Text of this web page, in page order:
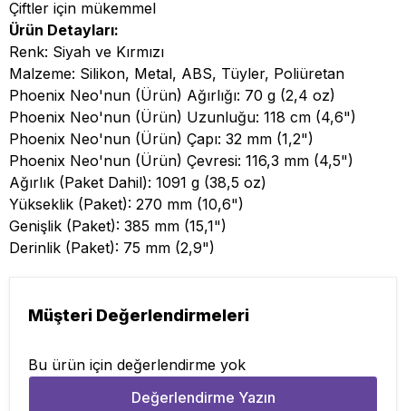
Çiftler için mükemmel
Ürün Detayları:
Renk: Siyah ve Kırmızı
Malzeme: Silikon, Metal, ABS, Tüyler, Poliüretan
Phoenix Neo'nun (Ürün) Ağırlığı: 70 g (2,4 oz)
Phoenix Neo'nun (Ürün) Uzunluğu: 118 cm (4,6")
Phoenix Neo'nun (Ürün) Çapı: 32 mm (1,2")
Phoenix Neo'nun (Ürün) Çevresi: 116,3 mm (4,5")
Ağırlık (Paket Dahil): 1091 g (38,5 oz)
Yükseklik (Paket): 270 mm (10,6")
Genişlik (Paket): 385 mm (15,1")
Derinlik (Paket): 75 mm (2,9")
Müşteri Değerlendirmeleri
Bu ürün için değerlendirme yok
Değerlendirme Yazın